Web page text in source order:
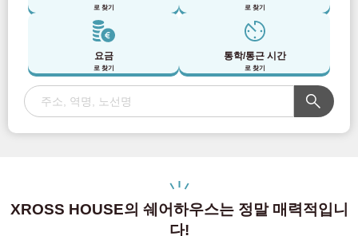
로 찾기 로 찾기
요금
로 찾기
통학/통근 시간
로 찾기
XROSS HOUSE의 쉐어하우스는 정말 매력적입니
다!